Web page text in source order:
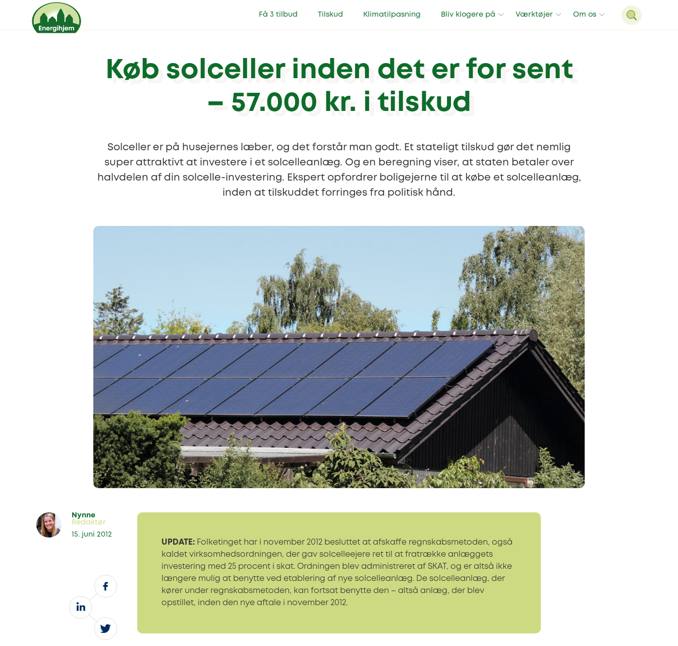
Få 3 tilbud Tilskud Klimatilpasning Bliv klogere på Værktøjer Om os
Køb solceller inden det er for sent
– 57.000 kr. i tilskud
Solceller er på husejernes læber, og det forstår man godt. Et stateligt tilskud gør det nemlig
super attraktivt at investere i et solcelleanlæg. Og en beregning viser, at staten betaler over
halvdelen af din solcelle-investering. Ekspert opfordrer boligejerne til at købe et solcelleanlæg,
inden at tilskuddet forringes fra politisk hånd.
Nynne
Redaktør
15. juni 2012
UPDATE: Folketinget har i november 2012 besluttet at afskaffe regnskabsmetoden, også
kaldet virksomhedsordningen, der gav solcelleejere ret til at fratrække anlæggets
investering med 25 procent i skat. Ordningen blev administreret af SKAT, og er altså ikke
længere mulig at benytte ved etablering af nye solcelleanlæg. De solcelleanlæg, der
kører under regnskabsmetoden, kan fortsat benytte den – altså anlæg, der blev
opstillet, inden den nye aftale i november 2012.